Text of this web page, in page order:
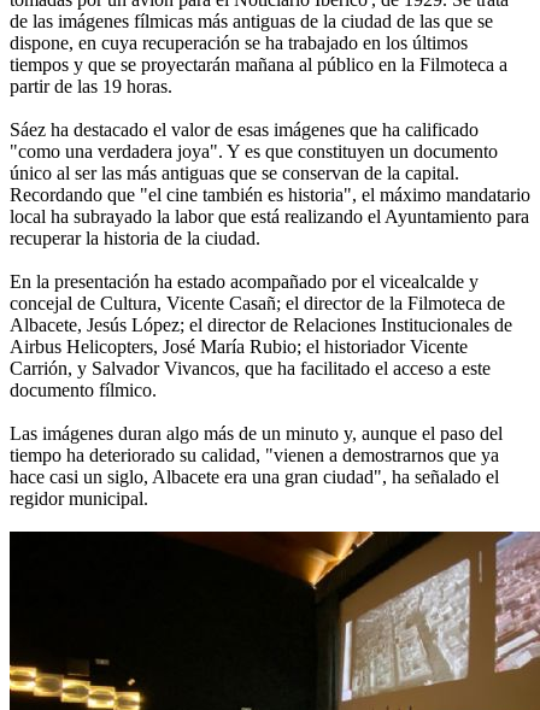
de las imágenes fílmicas más antiguas de la ciudad de las que se
dispone, en cuya recuperación se ha trabajado en los últimos
tiempos y que se proyectarán mañana al público en la Filmoteca a
partir de las 19 horas.
Sáez ha destacado el valor de esas imágenes que ha calificado
"como una verdadera joya". Y es que constituyen un documento
único al ser las más antiguas que se conservan de la capital.
Recordando que "el cine también es historia", el máximo mandatario
local ha subrayado la labor que está realizando el Ayuntamiento para
recuperar la historia de la ciudad.
En la presentación ha estado acompañado por el vicealcalde y
concejal de Cultura, Vicente Casañ; el director de la Filmoteca de
Albacete, Jesús López; el director de Relaciones Institucionales de
Airbus Helicopters, José María Rubio; el historiador Vicente
Carrión, y Salvador Vivancos, que ha facilitado el acceso a este
documento fílmico.
Las imágenes duran algo más de un minuto y, aunque el paso del
tiempo ha deteriorado su calidad, "vienen a demostrarnos que ya
hace casi un siglo, Albacete era una gran ciudad", ha señalado el
regidor municipal.